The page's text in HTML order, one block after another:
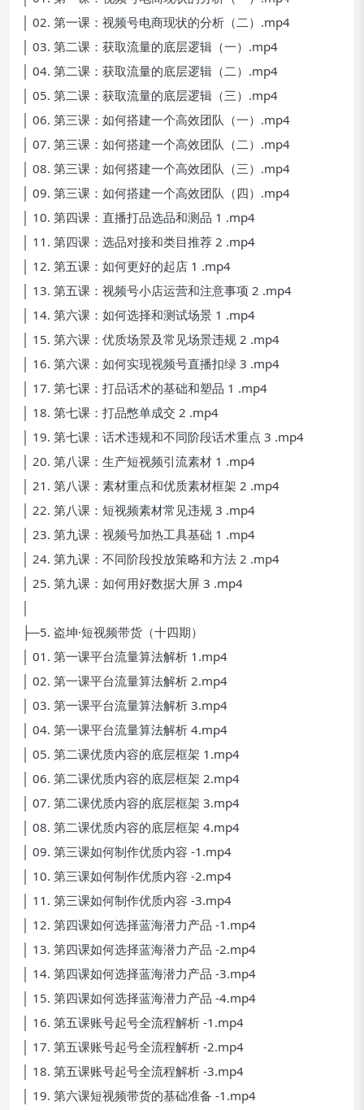
│ 02. 第一课：视频号电商现状的分析（二）.mp4
│ 03. 第二课：获取流量的底层逻辑（一）.mp4
│ 04. 第二课：获取流量的底层逻辑（二）.mp4
│ 05. 第二课：获取流量的底层逻辑（三）.mp4
│ 06. 第三课：如何搭建一个高效团队（一）.mp4
│ 07. 第三课：如何搭建一个高效团队（二）.mp4
│ 08. 第三课：如何搭建一个高效团队（三）.mp4
│ 09. 第三课：如何搭建一个高效团队（四）.mp4
│ 10. 第四课：直播打品选品和测品 1 .mp4
│ 11. 第四课：选品对接和类目推荐 2 .mp4
│ 12. 第五课：如何更好的起店 1 .mp4
│ 13. 第五课：视频号小店运营和注意事项 2 .mp4
│ 14. 第六课：如何选择和测试场景 1 .mp4
│ 15. 第六课：优质场景及常见场景违规 2 .mp4
│ 16. 第六课：如何实现视频号直播扣绿 3 .mp4
│ 17. 第七课：打品话术的基础和塑品 1 .mp4
│ 18. 第七课：打品憋单成交 2 .mp4
│ 19. 第七课：话术违规和不同阶段话术重点 3 .mp4
│ 20. 第八课：生产短视频引流素材 1 .mp4
│ 21. 第八课：素材重点和优质素材框架 2 .mp4
│ 22. 第八课：短视频素材常见违规 3 .mp4
│ 23. 第九课：视频号加热工具基础 1 .mp4
│ 24. 第九课：不同阶段投放策略和方法 2 .mp4
│ 25. 第九课：如何用好数据大屏 3 .mp4
├─5. 盗坤·短视频带货（十四期）
│ 01. 第一课平台流量算法解析 1.mp4
│ 02. 第一课平台流量算法解析 2.mp4
│ 03. 第一课平台流量算法解析 3.mp4
│ 04. 第一课平台流量算法解析 4.mp4
│ 05. 第二课优质内容的底层框架 1.mp4
│ 06. 第二课优质内容的底层框架 2.mp4
│ 07. 第二课优质内容的底层框架 3.mp4
│ 08. 第二课优质内容的底层框架 4.mp4
│ 09. 第三课如何制作优质内容 -1.mp4
│ 10. 第三课如何制作优质内容 -2.mp4
│ 11. 第三课如何制作优质内容 -3.mp4
│ 12. 第四课如何选择蓝海潜力产品 -1.mp4
│ 13. 第四课如何选择蓝海潜力产品 -2.mp4
│ 14. 第四课如何选择蓝海潜力产品 -3.mp4
│ 15. 第四课如何选择蓝海潜力产品 -4.mp4
│ 16. 第五课账号起号全流程解析 -1.mp4
│ 17. 第五课账号起号全流程解析 -2.mp4
│ 18. 第五课账号起号全流程解析 -3.mp4
│ 19. 第六课短视频带货的基础准备 -1.mp4